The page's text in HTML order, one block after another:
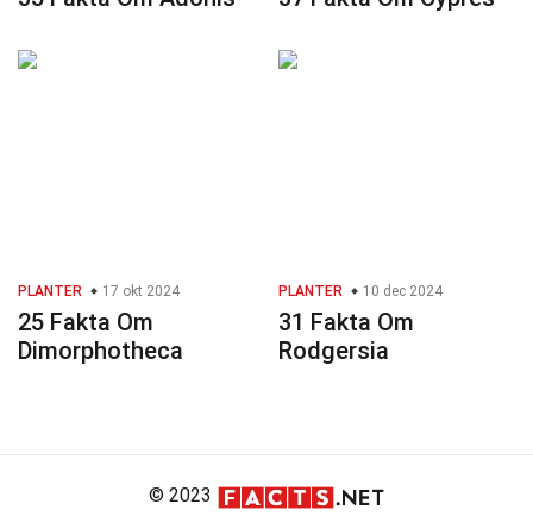
PLANTER 17 okt 2024
25 Fakta Om
Dimorphotheca
PLANTER 10 dec 2024
31 Fakta Om
Rodgersia
© 2023